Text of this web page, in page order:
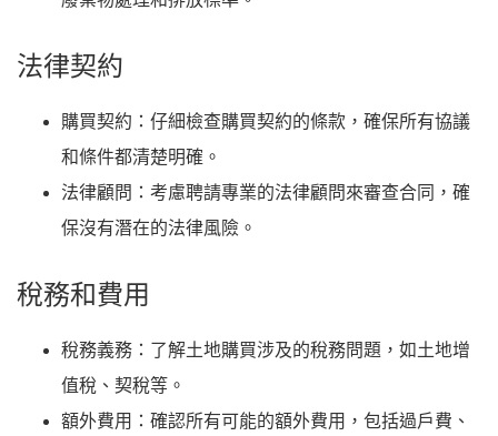
法律契約
購買契約 ：仔細檢查購買契約的條款，確保所有協議
和條件都清楚明確。
法律顧問 ：考慮聘請專業的法律顧問來審查合同，確
保沒有潛在的法律風險。
稅務和費用
稅務義務 ：了解土地購買涉及的稅務問題，如土地增
值稅、契稅等。
額外費用 ：確認所有可能的額外費用，包括過戶費、